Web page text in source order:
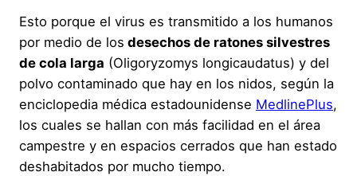
Esto porque el virus es transmitido a los humanos
por medio de los desechos de ratones silvestres
de cola larga (Oligoryzomys longicaudatus) y del
polvo contaminado que hay en los nidos, según la
enciclopedia médica estadounidense MedlinePlus,
los cuales se hallan con más facilidad en el área
campestre y en espacios cerrados que han estado
deshabitados por mucho tiempo.